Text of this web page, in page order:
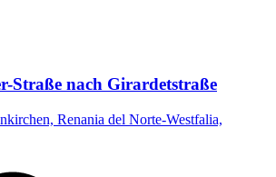
Straße nach Girardetstraße
Renania del Norte-Westfalia,